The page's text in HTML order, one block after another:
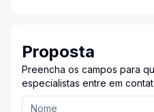
Proposta
Preencha os campos para
especialistas entre em